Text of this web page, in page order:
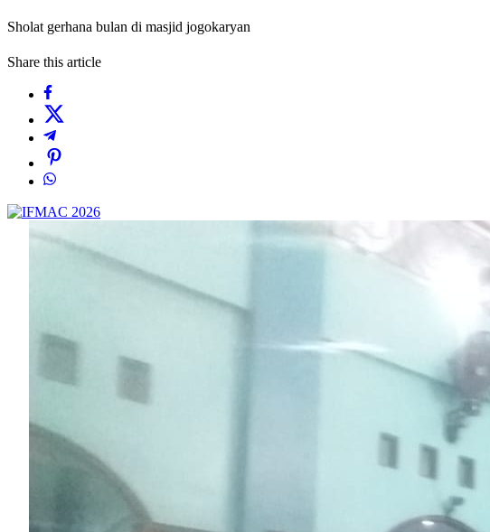
Sholat gerhana bulan di masjid jogokaryan
Share this article